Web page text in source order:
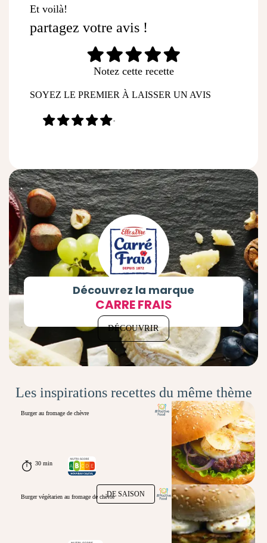
Et voilà!
partagez votre avis !
Notez cette recette
SOYEZ LE PREMIER À LAISSER UN AVIS
-
Découvrez la marque
CARRE FRAIS
DÉCOUVRIR
Les inspirations recettes du même thème
Burger au fromage de chèvre
30 min
DE SAISON
Burger végétarien au fromage de chèvre